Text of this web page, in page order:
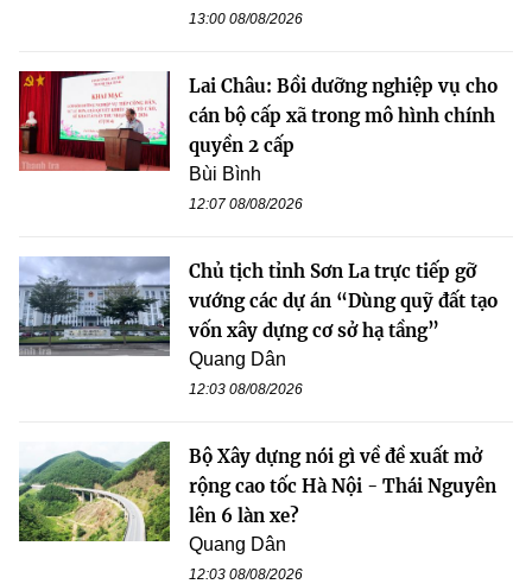
13:00 08/08/2026
Lai Châu: Bồi dưỡng nghiệp vụ cho
cán bộ cấp xã trong mô hình chính
quyền 2 cấp
Bùi Bình
12:07 08/08/2026
Chủ tịch tỉnh Sơn La trực tiếp gỡ
vướng các dự án “Dùng quỹ đất tạo
vốn xây dựng cơ sở hạ tầng”
Quang Dân
12:03 08/08/2026
Bộ Xây dựng nói gì về đề xuất mở
rộng cao tốc Hà Nội - Thái Nguyên
lên 6 làn xe?
Quang Dân
12:03 08/08/2026